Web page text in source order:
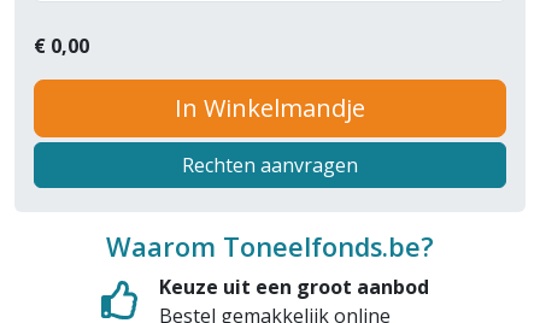
€ 0,00
In Winkelmandje
Rechten aanvragen
Waarom Toneelfonds.be?
Keuze uit een groot aanbod
Bestel gemakkelijk online